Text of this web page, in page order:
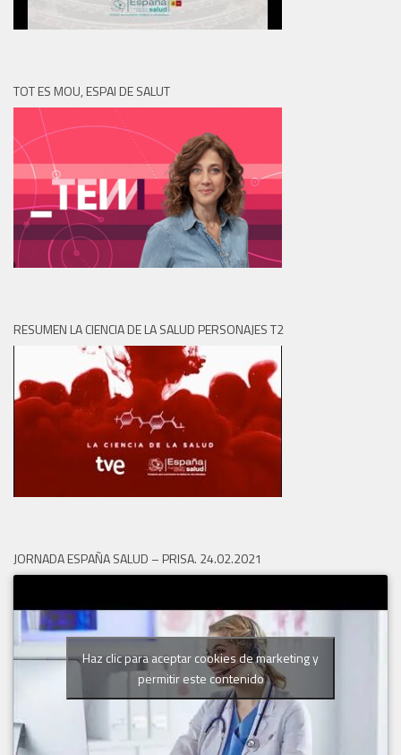
TOT ES MOU, ESPAI DE SALUT
RESUMEN LA CIENCIA DE LA SALUD PERSONAJES T2
JORNADA ESPAÑA SALUD – PRISA. 24.02.2021
Haz clic para aceptar cookies de marketing y
permitir este contenido